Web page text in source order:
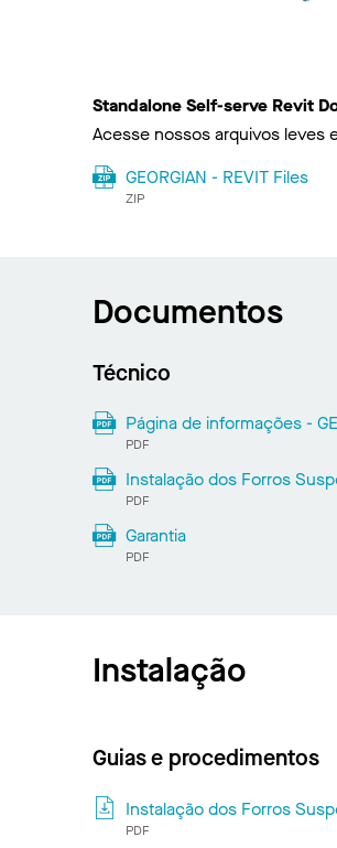
Standalone Self-serve Revit
Acesse nossos arquivos leves
GEORGIAN - REVIT Files
ZIP
Documentos
Técnico
Página de informações -
PDF
Instalação dos Forros
PDF
Garantia
PDF
Instalação
Guias e procedimentos
Instalação dos Forros
PDF